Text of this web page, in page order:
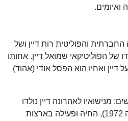
והפוליטית רות דיין ושל
של הפוליטיקאי שמואל דיין. אחותו
דיין ואחיו הוא הפסל אודי (אהוד)
מנישואיו לאהרונה דיין נולדו
הגלריסטית עמליה דיין (נולדה 1972), החיה ופעילה בארצות